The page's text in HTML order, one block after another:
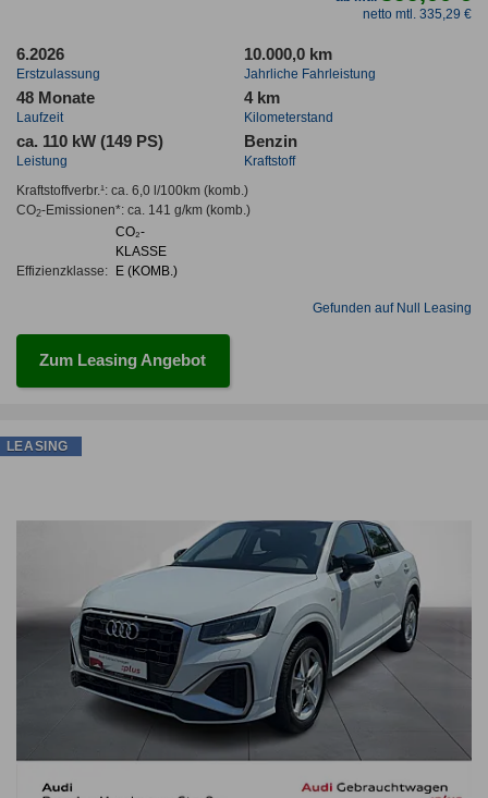
netto mtl. 335,29 €
6.2026
Erstzulassung
10.000,0 km
Jahrliche Fahrleistung
48 Monate
Laufzeit
4 km
Kilometerstand
ca. 110 kW (149 PS)
Leistung
Benzin
Kraftstoff
Kraftstoffverbr.¹: ca. 6,0 l/100km(komb.)
CO2-Emissionen*: ca. 141 g/km(komb.)
Effizienzklasse:
CO₂-
KLASSE
E (KOMB.)
Gefunden auf Null Leasing
Zum Leasing Angebot
LEASING